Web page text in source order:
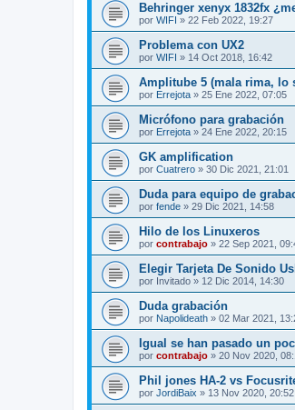
Behringer xenyx 1832fx
por WIFI » 22 Feb 2022, 19:27
Problema con UX2
por WIFI » 14 Oct 2018, 16:42
Amplitube 5 (mala rima, lo
por Errejota » 25 Ene 2022, 07:05
Micrófono para grabación
por Errejota » 24 Ene 2022, 20:15
GK amplification
por Cuatrero » 30 Dic 2021, 21:01
Duda para equipo de
por fende » 29 Dic 2021, 14:58
Hilo de los Linuxeros
por contrabajo » 22 Sep 2021,
Elegir Tarjeta De Sonido
por Invitado » 12 Dic 2014, 14:30
Duda grabación
por Napolideath » 02 Mar 2021,
Igual se han pasado un
por contrabajo » 20 Nov 2020,
Phil jones HA-2 vs
por JordiBaix » 13 Nov 2020, 20:52